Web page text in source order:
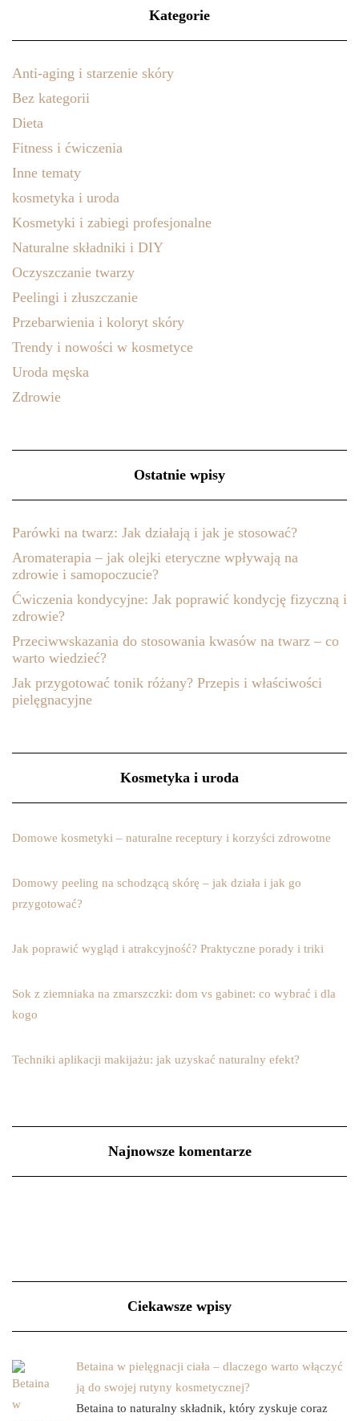
Kategorie
Anti-aging i starzenie skóry
Bez kategorii
Dieta
Fitness i ćwiczenia
Inne tematy
kosmetyka i uroda
Kosmetyki i zabiegi profesjonalne
Naturalne składniki i DIY
Oczyszczanie twarzy
Peelingi i złuszczanie
Przebarwienia i koloryt skóry
Trendy i nowości w kosmetyce
Uroda męska
Zdrowie
Ostatnie wpisy
Parówki na twarz: Jak działają i jak je stosować?
Aromaterapia – jak olejki eteryczne wpływają na
zdrowie i samopoczucie?
Ćwiczenia kondycyjne: Jak poprawić kondycję fizyczną i
zdrowie?
Przeciwwskazania do stosowania kwasów na twarz – co
warto wiedzieć?
Jak przygotować tonik różany? Przepis i właściwości
pielęgnacyjne
Kosmetyka i uroda
Domowe kosmetyki – naturalne receptury i korzyści zdrowotne
Domowy peeling na schodzącą skórę – jak działa i jak go
przygotować?
Jak poprawić wygląd i atrakcyjność? Praktyczne porady i triki
Sok z ziemniaka na zmarszczki: dom vs gabinet: co wybrać i dla
kogo
Techniki aplikacji makijażu: jak uzyskać naturalny efekt?
Najnowsze komentarze
Ciekawsze wpisy
Betaina w pielęgnacji ciała – dlaczego warto włączyć
ją do swojej rutyny kosmetycznej?
Betaina to naturalny składnik, który zyskuje coraz